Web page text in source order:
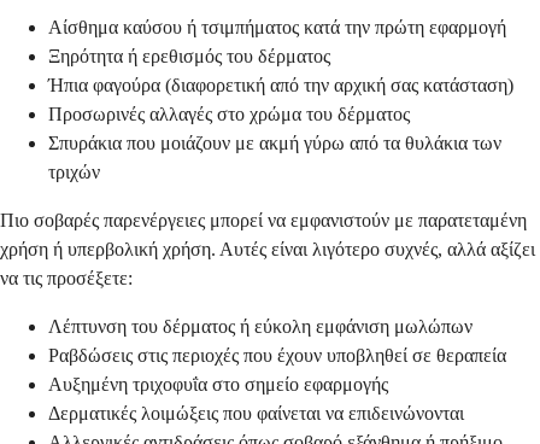
Αίσθημα καύσου ή τσιμπήματος κατά την πρώτη εφαρμογή
Ξηρότητα ή ερεθισμός του δέρματος
Ήπια φαγούρα (διαφορετική από την αρχική σας κατάσταση)
Προσωρινές αλλαγές στο χρώμα του δέρματος
Σπυράκια που μοιάζουν με ακμή γύρω από τα θυλάκια των
τριχών
Πιο σοβαρές παρενέργειες μπορεί να εμφανιστούν με παρατεταμένη
χρήση ή υπερβολική χρήση. Αυτές είναι λιγότερο συχνές, αλλά αξίζει
να τις προσέξετε:
Λέπτυνση του δέρματος ή εύκολη εμφάνιση μωλώπων
Ραβδώσεις στις περιοχές που έχουν υποβληθεί σε θεραπεία
Αυξημένη τριχοφυΐα στο σημείο εφαρμογής
Δερματικές λοιμώξεις που φαίνεται να επιδεινώνονται